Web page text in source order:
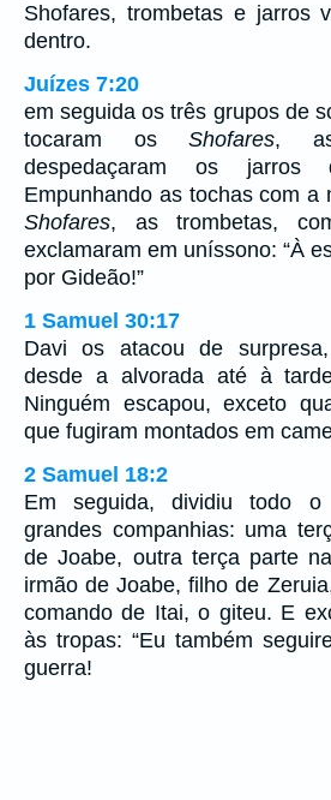
Shofares, trombetas e jarros
dentro.
Juízes 7:20
em seguida os três grupos de
tocaram osShofares,
despedaçaram os jarros
Empunhando as tochas com a
Shofares, as trombetas,
exclamaram em uníssono: “À
por Gideão!”
1 Samuel 30:17
Davi os atacou de
desde a alvorada até à
Ninguém escapou, exceto
que fugiram montados em
2 Samuel 18:2
Em seguida, dividiu todo
grandes companhias: uma
de Joabe, outra terça parte
irmão de Joabe, filho de
comando de Itai, o giteu. E
às tropas: “Eu também
guerra!